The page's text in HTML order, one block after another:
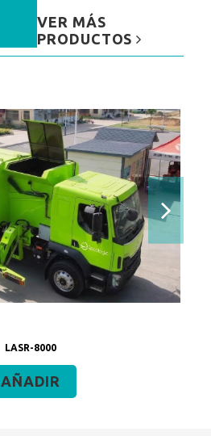
VER MÁS
PRODUCTOS
LASR-8000
AÑADIR